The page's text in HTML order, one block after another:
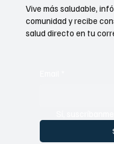
Vive más saludable,
comunidad y recibe
salud directo en tu